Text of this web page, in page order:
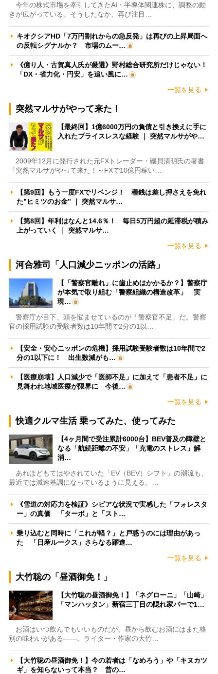
今年の株式市場を牽引してきたAI・半導体関連株に、調整の動
きが広がっている。そうしたなか、再び注目…
キオクシアHD「7万円割れからの急反発」は再びの上昇局面へ
の反転シグナルか？ 市場のムー…
《億り人・古賀真人氏が厳選》野村総合研究所だけじゃない！
「DX・省力化・円安」を追い風に…
一覧を見る
突然マルサがやって来た！
【最終回】1億6000万円の負債と引き換えに手に
入れたプライスレスな経験 ｜ 突然マルサがや…
2009年12月に発行された元FXトレーダー・磯貝清明氏の著書
『突然マルサがやって来た！～FXで10億円稼い…
【第9回】もう一度FXでリベンジ！ 種銭は差し押さえを免れ
た”ヒミツのお金” ｜ 突然マルサ…
【第8回】年利はなんと14.6％！ 毎日5万円超の延滞税が積み
上がっていく ｜ 突然マルサ…
一覧を見る
河合雅司「人口減少ニッポンの活路」
【「警察官離れ」に歯止めはかかるか？】警察庁
が本気で取り組む「警察組織の構造改革」 実
現…
警察庁が目下、頭を悩ませているのが「警察官不足」だ。警察
官の採用試験の受験者数は10年間で2分の1以…
【安全・安心ニッポンの危機】採用試験受験者数は10年間で2
分の1以下に！ 出生数減がも…
【医療崩壊】人口減少で「医師不足」に加えて「患者不足」に
見舞われ地域医療が限界に 今後…
一覧を見る
快適クルマ生活 乗ってみた、使ってみた
【4ヶ月間で受注累計6000台】BEV普及の障壁と
なる「航続距離の不安」「充電のストレス」解
消…
あれほどもてはやされていた「EV（BEV）シフト」の潮流も、
最近では減速基調になっているように見える。…
《雪道の対応力を検証》シビアな状況で実感した「フォレスタ
ー」の真価 「ターボ」と「スト…
乗り込むと同時に「これが軽？」と戸惑うのには理由があっ
た 「日産ルークス」さらなる躍進…
一覧を見る
大竹聡の「昼酒御免！」
【大竹聡の昼酒御免！】「ネグローニ」「山崎」
「マンハッタン」新宿三丁目の隠れ家バーで1…
お酒はいつ飲んでもいいものだが、昼から飲むお酒にはまた格
別の味わいがある――。ライター・作家の大竹…
【大竹聡の昼酒御免！】今の若者は「なめろう」や「キヌカツ
ギ」を知らないって本当？ 昔の…